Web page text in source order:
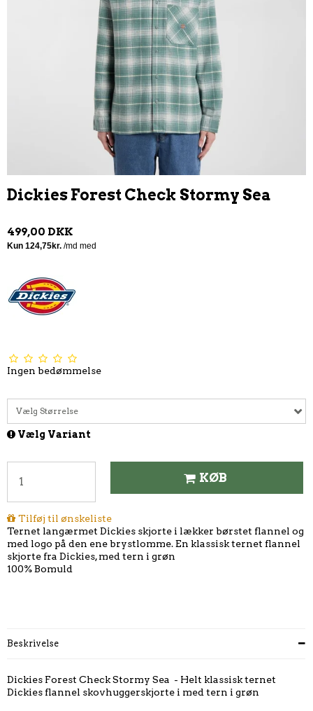
Dickies Forest Check Stormy Sea
499,00 DKK
Ingen bedømmelse
Vælg Størrelse
Vælg Variant
KØB
Tilføj til ønskeliste
Ternet langærmet Dickies skjorte i lækker børstet flannel og
med logo på den ene brystlomme. En klassisk ternet flannel
skjorte fra Dickies, med tern i grøn
100% Bomuld
Beskrivelse
Dickies Forest Check Stormy Sea - Helt klassisk ternet
Dickies flannel skovhuggerskjorte i med tern i grøn